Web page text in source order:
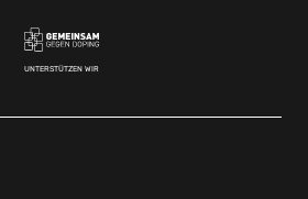
UNTERSTÜTZEN WIR